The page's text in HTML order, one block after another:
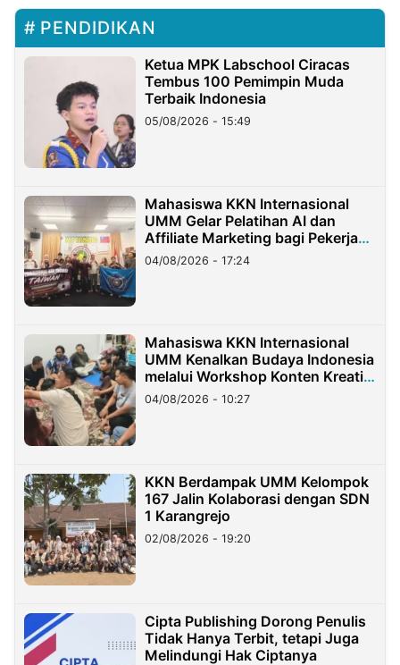
PENDIDIKAN
Ketua MPK Labschool Ciracas
Tembus 100 Pemimpin Muda
Terbaik Indonesia
05/08/2026 - 15:49
Mahasiswa KKN Internasional
UMM Gelar Pelatihan AI dan
Affiliate Marketing bagi Pekerja
Migran Indonesia di Taiwan
04/08/2026 - 17:24
Mahasiswa KKN Internasional
UMM Kenalkan Budaya Indonesia
melalui Workshop Konten Kreatif
di Taiwan
04/08/2026 - 10:27
KKN Berdampak UMM Kelompok
167 Jalin Kolaborasi dengan SDN
1 Karangrejo
02/08/2026 - 19:20
Cipta Publishing Dorong Penulis
Tidak Hanya Terbit, tetapi Juga
Melindungi Hak Ciptanya